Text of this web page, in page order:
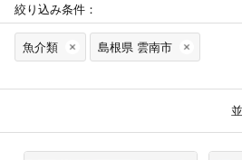
絞り込み条件：
魚介類 島根県 雲南市